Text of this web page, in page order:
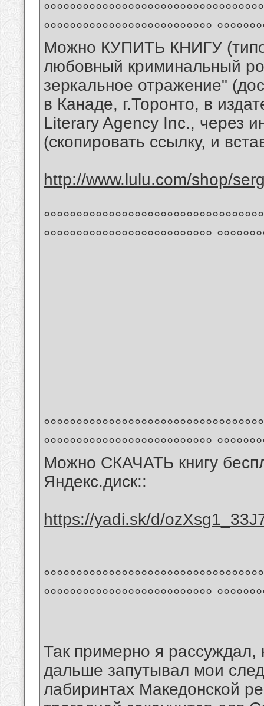
°°°°°°°°°°°°°°°°°°°°°°°°°°
Можно КУПИТЬ КНИГУ
любовный криминальный
зеркальное отражение"
в Канаде, г.Торонто, в
Literary Agency Inc., через
(скопировать ссылку, и
http://www.lulu.com/shop/
°°°°°°°°°°°°°°°°°°°°°°°°°°
°°°°°°°°°°°°°°°°°°°°°°°°°°
Можно СКАЧАТЬ книгу
Яндекс.диск::
https://yadi.sk/d/
°°°°°°°°°°°°°°°°°°°°°°°°°°
Так примерно я рассуждал,
дальше запутывал мои
лабиринтах Македонской